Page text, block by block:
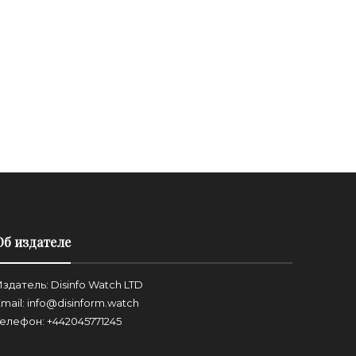
издателе
Disinfo Watch LTD
info@disinform.watch
+442045771245